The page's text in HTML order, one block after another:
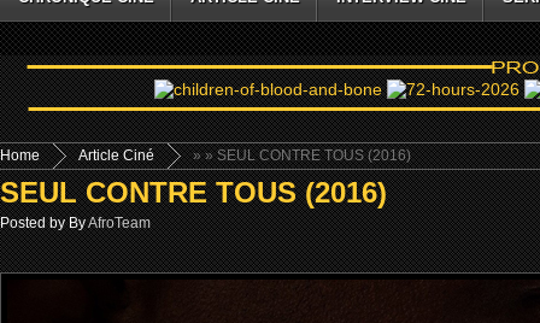
Home »
Article Ciné » SEUL CONTRE TOUS (2016)
SEUL CONTRE TOUS (2016)
Posted by ByAfroTeam